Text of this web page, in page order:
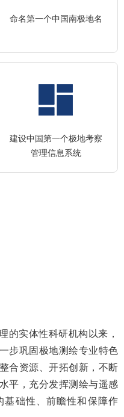
命名第一个中国南极地名
建设中国第一个极地考察
管理信息系统
的实体性科研机构以来，
步巩固极地测绘专业特色
合资源、开拓创新，不断
平，充分发挥测绘与遥感
基础性、前瞻性和保障作